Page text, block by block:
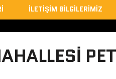
İLETIŞIM BILGILERIMIZ